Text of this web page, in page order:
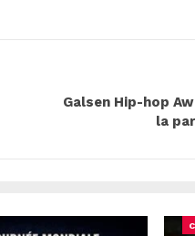
Galsen Hip-hop
la